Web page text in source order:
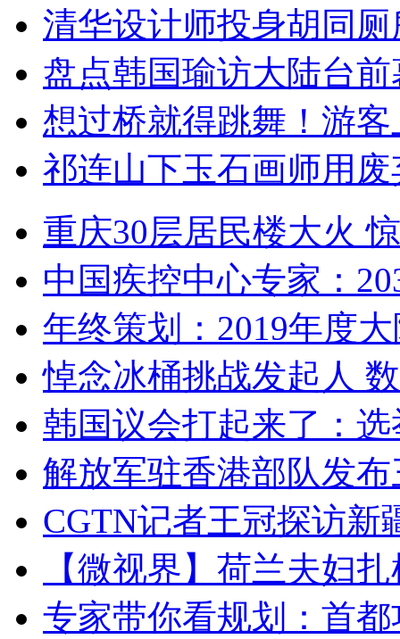
清华设计师投身胡同
盘点韩国瑜访大陆台
想过桥就得跳舞！游客
祁连山下玉石画师用
重庆30层居民楼大火
中国疾控中心专家：
年终策划：2019年度
悼念冰桶挑战发起人
韩国议会打起来了：
解放军驻香港部队发
CGTN记者王冠探访新
【微视界】荷兰夫妇
专家带你看规划：首